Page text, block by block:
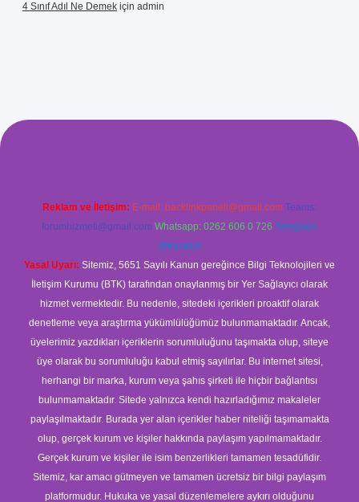
4 Sınıf Adıl Ne Demek için admin
Reklam ve İletişim: E-mail: backlinkpaneli@gmail.com Teams:
forumhizmeti@gmail.com Whatsapp: 0262 606 0 726 Telegram:
@karabul
Yasal Uyarı: Sitemiz, 5651 Sayılı Kanun gereğince Bilgi Teknolojileri ve
İletişim Kurumu (BTK) tarafından onaylanmış bir Yer Sağlayıcı olarak
hizmet vermektedir. Bu nedenle, sitedeki içerikleri proaktif olarak
denetleme veya araştırma yükümlülüğümüz bulunmamaktadır. Ancak,
üyelerimiz yazdıkları içeriklerin sorumluluğunu taşımakta olup, siteye
üye olarak bu sorumluluğu kabul etmiş sayılırlar. Bu internet sitesi,
herhangi bir marka, kurum veya şahıs şirketi ile hiçbir bağlantısı
bulunmamaktadır. Sitede yalnızca kendi hazırladığımız makaleler
paylaşılmaktadır. Burada yer alan içerikler haber niteliği taşımamakta
olup, gerçek kurum ve kişiler hakkında paylaşım yapılmamaktadır.
Gerçek kurum ve kişiler ile isim benzerlikleri tamamen tesadüfidir.
Sitemiz, kar amacı gütmeyen ve tamamen ücretsiz bir bilgi paylaşım
platformudur. Hukuka ve yasal düzenlemelere aykırı olduğunu